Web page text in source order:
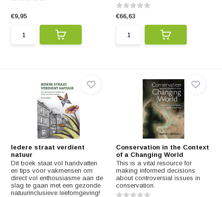
€9,95 €66,63
Iedere straat verdient
natuur
Dit boek staat vol handvatten
en tips voor vakmensen om
direct vol enthousiasme aan de
slag te gaan met een gezonde
natuurinclusieve leefomgeving!
Conservation in the Context
of a Changing World
This is a vital resource for
making informed decisions
about controversial issues in
conservation.